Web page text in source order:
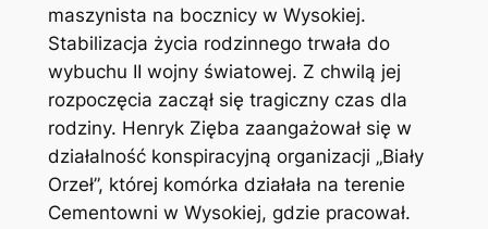
maszynista na bocznicy w Wysokiej.
Stabilizacja życia rodzinnego trwała do
wybuchu II wojny światowej. Z chwilą jej
rozpoczęcia zaczął się tragiczny czas dla
rodziny. Henryk Zięba zaangażował się w
działalność konspiracyjną organizacji „Biały
Orzeł”, której komórka działała na terenie
Cementowni w Wysokiej, gdzie pracował.